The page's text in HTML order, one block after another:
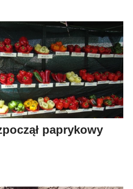
paprykowy